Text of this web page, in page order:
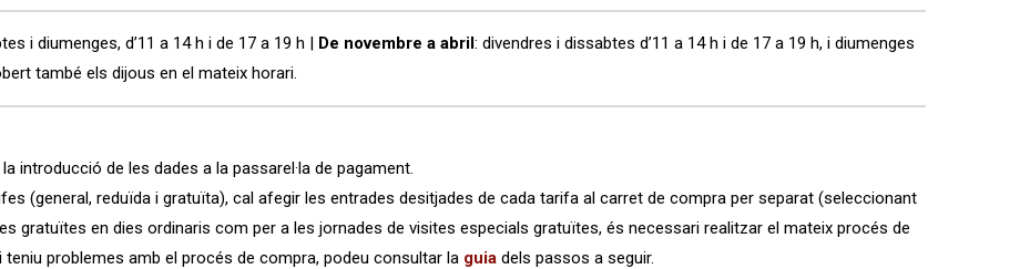
i diumenges, d’11 a 14 h i de 17 a 19 h | De novembre a abril: divendres i dissabtes d’11 a 14 h i de 17 a 19 h, i diumenges
també els dijous en el mateix horari.
introducció de les dades a la passarel·la de pagament.
(general, reduïda i gratuïta), cal afegir les entrades desitjades de cada tarifa al carret de compra per separat (seleccionant
gratuïtes en dies ordinaris com per a les jornades de visites especials gratuïtes, és necessari realitzar el mateix procés de
problemes amb el procés de compra, podeu consultar la guia dels passos a seguir.